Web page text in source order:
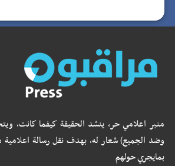
منبر اعلامي حر، ينشد الحقيقة كيفما كانت،
وضد الجميع) شعار له، بهدف نقل رسالة اعلامية
بمايجري حولهم